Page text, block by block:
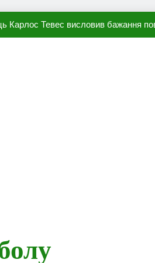
Карлос Тевес висловив бажання